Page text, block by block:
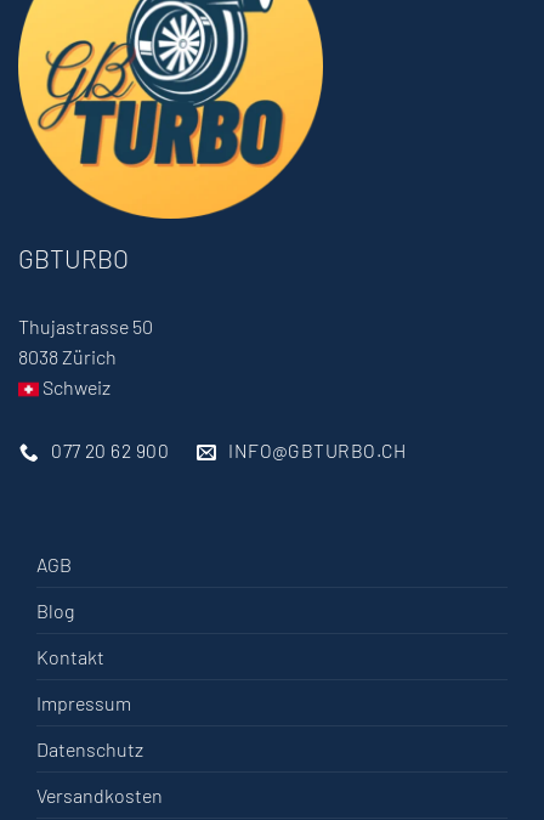
GBTURBO
Thujastrasse 50
8038 Zürich
Schweiz
077 20 62 900 INFO@GBTURBO.CH
AGB
Blog
Kontakt
Impressum
Datenschutz
Versandkosten